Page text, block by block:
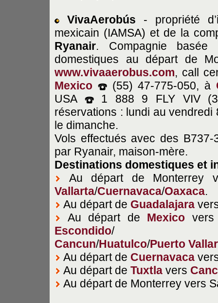
VivaAerobús - propriété
mexicain (IAMSA) et de la
Ryanair. Compagnie
domestiques au départ de
www.vivaaerobus.com, call
Mexico
(55) 47-775-050, à
USA
1 888 9 FLY VIV
réservations : lundi au
le dimanche.
Vols effectués avec des
par Ryanair, maison-mère.
Destinations domestiques et
Au départ de Monterrey
Vallarta/Cuernavaca/Oaxaca.
Au départ de Guadalajara
Au départ de Mexico
Escondido/
Cancun/Huatulco/Puerto
Au départ de Cuernavaca
Au départ de Tuxtla vers
Au départ de Monterrey vers